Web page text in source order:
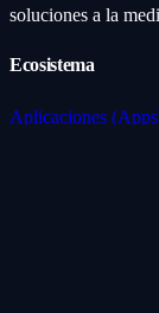
soluciones a la
Ecosistema
Aplicaciones